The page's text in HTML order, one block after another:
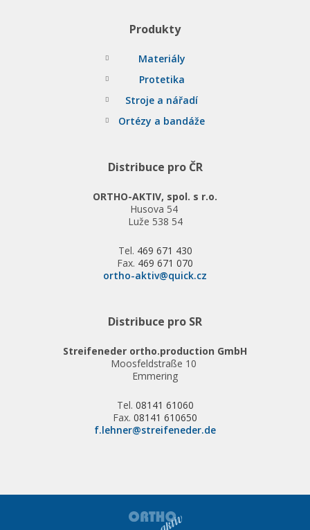
Produkty
Materiály
Protetika
Stroje a nářadí
Ortézy a bandáže
Distribuce pro ČR
ORTHO-AKTIV, spol. s r.o.
Husova 54
Luže 538 54
Tel. 469 671 430
Fax. 469 671 070
ortho-aktiv@quick.cz
Distribuce pro SR
Streifeneder ortho.production GmbH
Moosfeldstraße 10
Emmering
Tel. 08141 61060
Fax. 08141 610650
f.lehner@streifeneder.de